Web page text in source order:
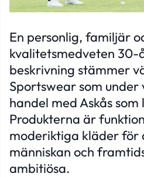
En personlig, familjär
kvalitetsmedveten 30-
beskrivning stämmer
Sportswear som
handel med Askås
Produkterna är
moderiktiga kläder för
människan och
ambitiösa.